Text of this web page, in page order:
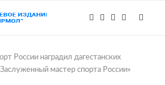
России наградил дагестанских
мастер спорта России»